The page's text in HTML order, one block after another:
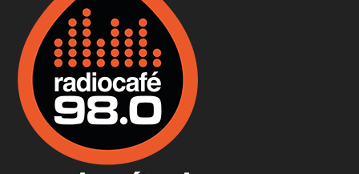
Apr 9, 2026 • 00:37:17
Fermentáljunk, a testünk meghálálja!
Apr 3, 2026 • 00:36:07